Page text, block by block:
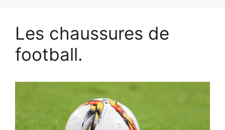
Les chaussures de
football.